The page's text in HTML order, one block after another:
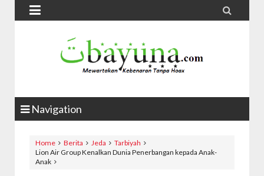
 
Navigation
Home Berita Jeda
Tarbiyah
Lion Air Group Kenalkan Dunia Penerbangan kepada Anak-
Anak